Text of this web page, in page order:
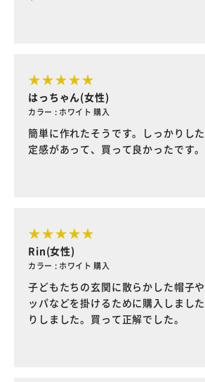
はっちゃん(女性)
カラー : ホワイト 購入
簡単に作れたそうです。しっかりし
定感があって、買って良かったです。
Rin(女性)
カラー : ホワイト 購入
子どもたちの玄関に散らかした帽子
ッパなどを掛けるために購入しまし
りしました。買って正解でした。